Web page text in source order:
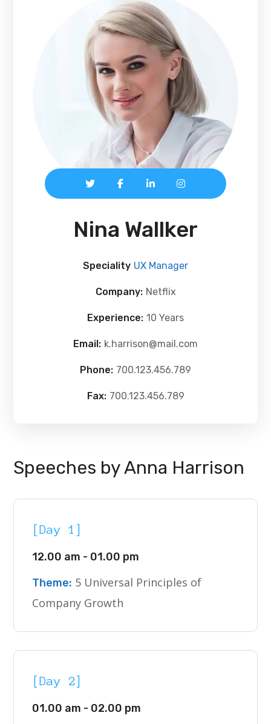
Nina Wallker
Speciality UX Manager
Company: Netflix
Experience: 10 Years
Email: k.harrison@mail.com
Phone: 700.123.456.789
Fax: 700.123.456.789
Speeches by Anna Harrison
[Day 1]
12.00 am - 01.00 pm
Theme: 5 Universal Principles of
Company Growth
[Day 2]
01.00 am - 02.00 pm